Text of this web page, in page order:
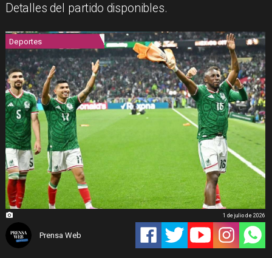
Detalles del partido disponibles.
Deportes
Prensa Web
1 de julio de 2026